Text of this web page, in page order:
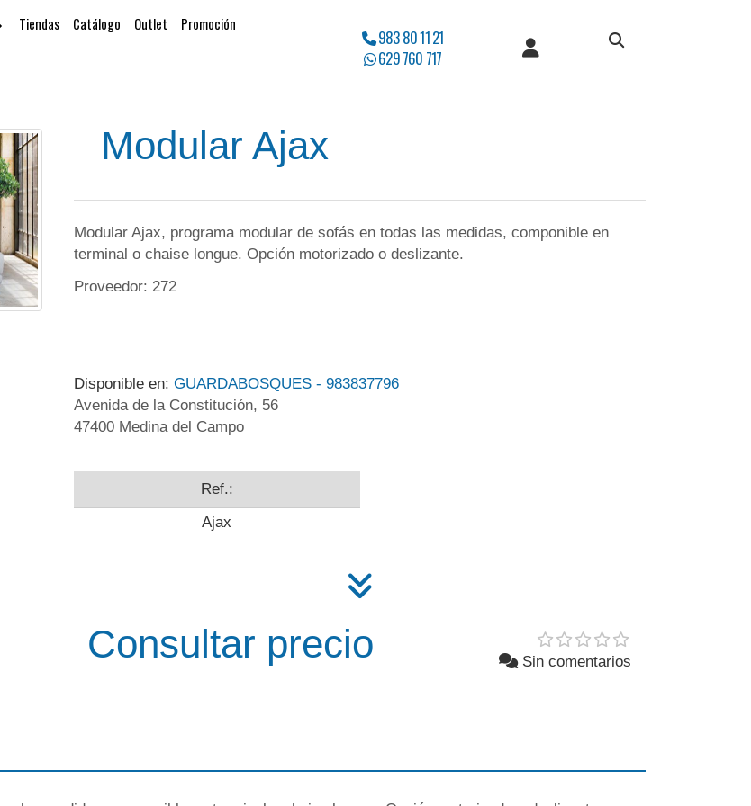
Tiendas Catálogo Outlet Promoción
983 80 11 21
629 760 717
Modular Ajax
Modular Ajax, programa modular de sofás en todas las medidas, componible en
terminal o chaise longue. Opción motorizado o deslizante.
Proveedor: 272
Disponible en: GUARDABOSQUES - 983837796
Avenida de la Constitución, 56
47400 Medina del Campo
Ref.:
Ajax
Consultar precio Sin comentarios